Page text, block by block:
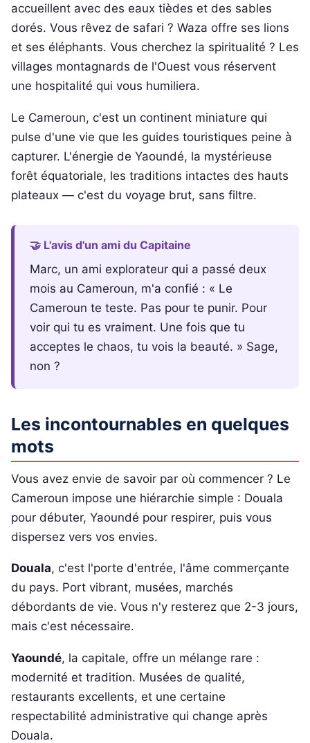
accueillent avec des eaux tièdes et des sables
dorés. Vous rêvez de safari ? Waza offre ses lions
et ses éléphants. Vous cherchez la spiritualité ? Les
villages montagnards de l'Ouest vous réservent
une hospitalité qui vous humiliera.
Le Cameroun, c'est un continent miniature qui
pulse d'une vie que les guides touristiques peine à
capturer. L'énergie de Yaoundé, la mystérieuse
forêt équatoriale, les traditions intactes des hauts
plateaux — c'est du voyage brut, sans filtre.
🤝 L'avis d'un ami du Capitaine
Marc, un ami explorateur qui a passé deux
mois au Cameroun, m'a confié : « Le
Cameroun te teste. Pas pour te punir. Pour
voir qui tu es vraiment. Une fois que tu
acceptes le chaos, tu vois la beauté. » Sage,
non ?
Les incontournables en quelques
mots
Vous avez envie de savoir par où commencer ? Le
Cameroun impose une hiérarchie simple : Douala
pour débuter, Yaoundé pour respirer, puis vous
dispersez vers vos envies.
Douala, c'est l'porte d'entrée, l'âme commerçante
du pays. Port vibrant, musées, marchés
débordants de vie. Vous n'y resterez que 2-3 jours,
mais c'est nécessaire.
Yaoundé, la capitale, offre un mélange rare :
modernité et tradition. Musées de qualité,
restaurants excellents, et une certaine
respectabilité administrative qui change après
Douala.